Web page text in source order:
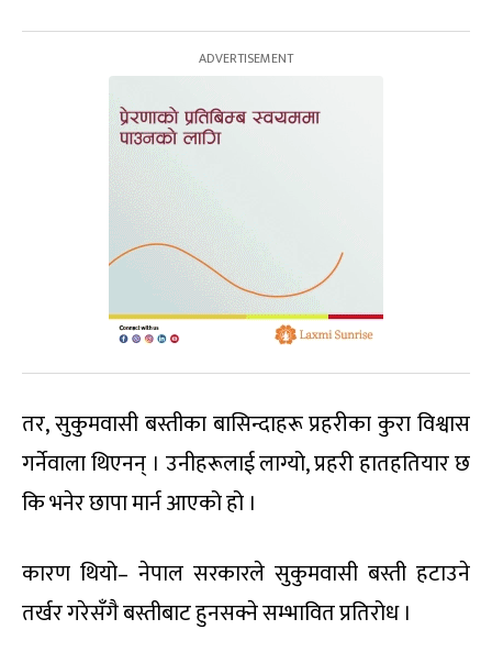
तर, सुकुमवासी बस्तीका बासिन्दाहरू प्रहरीका कुरा विश्वास
गर्नेवाला थिएनन् । उनीहरूलाई लाग्यो, प्रहरी हातहतियार छ
कि भनेर छापा मार्न आएको हो ।
कारण थियो– नेपाल सरकारले सुकुमवासी बस्ती हटाउने
तर्खर गरेसँगै बस्तीबाट हुनसक्ने सम्भावित प्रतिरोध ।